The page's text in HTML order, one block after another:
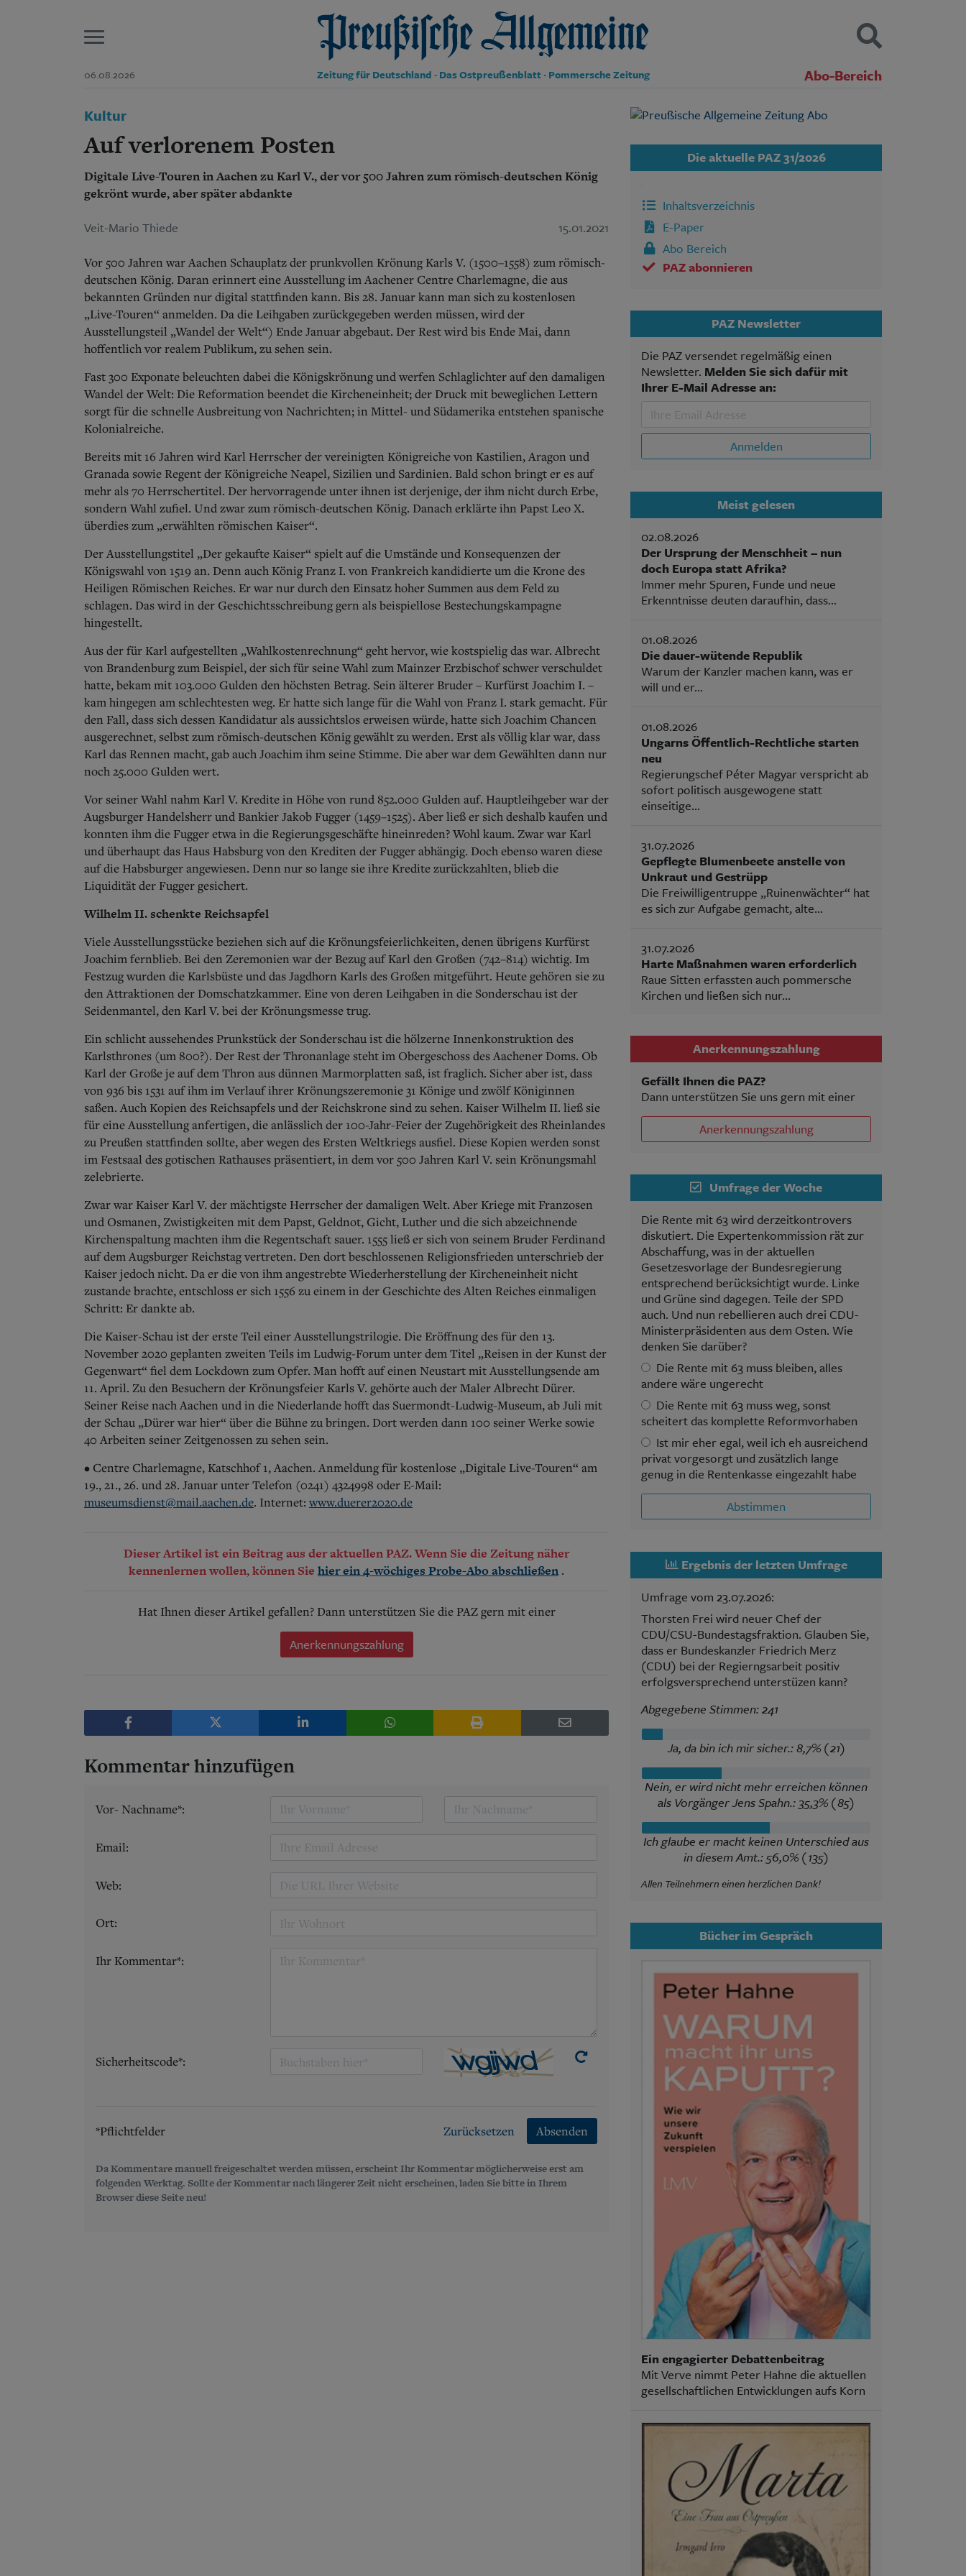
06.08.2026 Preußische Allgemeine Zeitung
Zeitung für Deutschland · Das Ostpreußenblatt · Pommersche Zeitung Abo-Bereich
Start
Aktuelle Ausgabe
Abonnent werden
Abo Prämien
Mediadaten
Gesellschaft
Berlin-Brandenburg
Schlesien
Danzig und Westpreußen
Bücher
Kontakt
Datenschutz
Suchen und finden
SUCHEN
Kultur
Auf verlorenem Posten
Digitale Live-Touren in Aachen zu Karl V., der vor 500 Jahren zum römisch-deutschen König
gekrönt wurde, aber später abdankte
Veit-Mario Thiede 15.01.2021
Vor 500 Jahren war Aachen Schauplatz der prunkvollen Krönung Karls V. (1500–1558) zum römisch-
deutschen König. Daran erinnert eine Ausstellung im Aachener Centre Charlemagne, die aus
bekannten Gründen nur digital stattfinden kann. Bis 28. Januar kann man sich zu kostenlosen
„Live-Touren“ anmelden. Da die Leihgaben zurückgegeben werden müssen, wird der
Ausstellungsteil „Wandel der Welt“) Ende Januar abgebaut. Der Rest wird bis Ende Mai, dann
hoffentlich vor realem Publikum, zu sehen sein.
Fast 300 Exponate beleuchten dabei die Königskrönung und werfen Schlaglichter auf den damaligen
Wandel der Welt: Die Reformation beendet die Kircheneinheit; der Druck mit beweglichen Lettern
sorgt für die schnelle Ausbreitung von Nachrichten; in Mittel- und Südamerika entstehen spanische
Kolonialreiche.
Bereits mit 16 Jahren wird Karl Herrscher der vereinigten Königreiche von Kastilien, Aragon und
Granada sowie Regent der Königreiche Neapel, Sizilien und Sardinien. Bald schon bringt er es auf
mehr als 70 Herrschertitel. Der hervorragende unter ihnen ist derjenige, der ihm nicht durch Erbe,
sondern Wahl zufiel. Und zwar zum römisch-deutschen König. Danach erklärte ihn Papst Leo X.
überdies zum „erwählten römischen Kaiser“.
Der Ausstellungstitel „Der gekaufte Kaiser“ spielt auf die Umstände und Konsequenzen der
Königswahl von 1519 an. Denn auch König Franz I. von Frankreich kandidierte um die Krone des
Heiligen Römischen Reiches. Er war nur durch den Einsatz hoher Summen aus dem Feld zu
schlagen. Das wird in der Geschichtsschreibung gern als beispiellose Bestechungskampagne
hingestellt.
Aus der für Karl aufgestellten „Wahlkostenrechnung“ geht hervor, wie kostspielig das war. Albrecht
von Brandenburg zum Beispiel, der sich für seine Wahl zum Mainzer Erzbischof schwer verschuldet
hatte, bekam mit 103.000 Gulden den höchsten Betrag. Sein älterer Bruder – Kurfürst Joachim I. –
kam hingegen am schlechtesten weg. Er hatte sich lange für die Wahl von Franz I. stark gemacht. Für
den Fall, dass sich dessen Kandidatur als aussichtslos erweisen würde, hatte sich Joachim Chancen
ausgerechnet, selbst zum römisch-deutschen König gewählt zu werden. Erst als völlig klar war, dass
Karl das Rennen macht, gab auch Joachim ihm seine Stimme. Die aber war dem Gewählten dann nur
noch 25.000 Gulden wert.
Vor seiner Wahl nahm Karl V. Kredite in Höhe von rund 852.000 Gulden auf. Hauptleihgeber war der
Augsburger Handelsherr und Bankier Jakob Fugger (1459–1525). Aber ließ er sich deshalb kaufen und
konnten ihm die Fugger etwa in die Regierungsgeschäfte hineinreden? Wohl kaum. Zwar war Karl
und überhaupt das Haus Habsburg von den Krediten der Fugger abhängig. Doch ebenso waren diese
auf die Habsburger angewiesen. Denn nur so lange sie ihre Kredite zurückzahlten, blieb die
Liquidität der Fugger gesichert.
Wilhelm II. schenkte Reichsapfel
Viele Ausstellungsstücke beziehen sich auf die Krönungsfeierlichkeiten, denen übrigens Kurfürst
Joachim fernblieb. Bei den Zeremonien war der Bezug auf Karl den Großen (742–814) wichtig. Im
Festzug wurden die Karlsbüste und das Jagdhorn Karls des Großen mitgeführt. Heute gehören sie zu
den Attraktionen der Domschatzkammer. Eine von deren Leihgaben in die Sonderschau ist der
Seidenmantel, den Karl V. bei der Krönungsmesse trug.
Ein schlicht aussehendes Prunkstück der Sonderschau ist die hölzerne Innenkonstruktion des
Karlsthrones (um 800?). Der Rest der Thronanlage steht im Obergeschoss des Aachener Doms. Ob
Karl der Große je auf dem Thron aus dünnen Marmorplatten saß, ist fraglich. Sicher aber ist, dass
von 936 bis 1531 auf ihm im Verlauf ihrer Krönungszeremonie 31 Könige und zwölf Königinnen
saßen. Auch Kopien des Reichsapfels und der Reichskrone sind zu sehen. Kaiser Wilhelm II. ließ sie
für eine Ausstellung anfertigen, die anlässlich der 100-Jahr-Feier der Zugehörigkeit des Rheinlandes
zu Preußen stattfinden sollte, aber wegen des Ersten Weltkriegs ausfiel. Diese Kopien werden sonst
im Festsaal des gotischen Rathauses präsentiert, in dem vor 500 Jahren Karl V. sein Krönungsmahl
zelebrierte.
Zwar war Kaiser Karl V. der mächtigste Herrscher der damaligen Welt. Aber Kriege mit Franzosen
und Osmanen, Zwistigkeiten mit dem Papst, Geldnot, Gicht, Luther und die sich abzeichnende
Kirchenspaltung machten ihm die Regentschaft sauer. 1555 ließ er sich von seinem Bruder Ferdinand
auf dem Augsburger Reichstag vertreten. Den dort beschlossenen Religionsfrieden unterschrieb der
Kaiser jedoch nicht. Da er die von ihm angestrebte Wiederherstellung der Kircheneinheit nicht
zustande brachte, entschloss er sich 1556 zu einem in der Geschichte des Alten Reiches einmaligen
Schritt: Er dankte ab.
Die Kaiser-Schau ist der erste Teil einer Ausstellungstrilogie. Die Eröffnung des für den 13.
November 2020 geplanten zweiten Teils im Ludwig-Forum unter dem Titel „Reisen in der Kunst der
Gegenwart“ fiel dem Lockdown zum Opfer. Man hofft auf einen Neustart mit Ausstellungsende am
11. April. Zu den Besuchern der Krönungsfeier Karls V. gehörte auch der Maler Albrecht Dürer.
Seiner Reise nach Aachen und in die Niederlande hofft das Suermondt-Ludwig-Museum, ab Juli mit
der Schau „Dürer war hier“ über die Bühne zu bringen. Dort werden dann 100 seiner Werke sowie
40 Arbeiten seiner Zeitgenossen zu sehen sein.
• Centre Charlemagne, Katschhof 1, Aachen. Anmeldung für kostenlose „Digitale Live-Touren“ am
19., 21., 26. und 28. Januar unter Telefon (0241) 4324998 oder E-Mail:
museumsdienst@mail.aachen.de. Internet: www.duerer2020.de
Dieser Artikel ist ein Beitrag aus der aktuellen PAZ. Wenn Sie die Zeitung näher
kennenlernen wollen, können Sie hier ein 4-wöchiges Probe-Abo abschließen .
Hat Ihnen dieser Artikel gefallen? Dann unterstützen Sie die PAZ gern mit einer
Anerkennungszahlung
Kommentar hinzufügen
Vor- Nachname*:
Email:
Web:
Ort:
Ihr Kommentar*:
Sicherheitscode*:
*Pflichtfelder Zurücksetzen Absenden
Da Kommentare manuell freigeschaltet werden müssen, erscheint Ihr Kommentar möglicherweise erst am
folgenden Werktag. Sollte der Kommentar nach längerer Zeit nicht erscheinen, laden Sie bitte in Ihrem
Browser diese Seite neu!
Die aktuelle PAZ 31/2026
Inhaltsverzeichnis
E-Paper
Abo Bereich
PAZ abonnieren
PAZ Newsletter
Die PAZ versendet regelmäßig einen
Newsletter. Melden Sie sich dafür mit
Ihrer E-Mail Adresse an:
Anmelden
Meist gelesen
02.08.2026
Der Ursprung der Menschheit – nun
doch Europa statt Afrika?
Immer mehr Spuren, Funde und neue
Erkenntnisse deuten daraufhin, dass...
01.08.2026
Die dauer-wütende Republik
Warum der Kanzler machen kann, was er
will und er...
01.08.2026
Ungarns Öffentlich-Rechtliche starten
neu
Regierungschef Péter Magyar verspricht ab
sofort politisch ausgewogene statt
einseitige...
31.07.2026
Gepflegte Blumenbeete anstelle von
Unkraut und Gestrüpp
Die Freiwilligentruppe „Ruinenwächter“ hat
es sich zur Aufgabe gemacht, alte...
31.07.2026
Harte Maßnahmen waren erforderlich
Raue Sitten erfassten auch pommersche
Kirchen und ließen sich nur...
Anerkennungszahlung
Gefällt Ihnen die PAZ?
Dann unterstützen Sie uns gern mit einer
Anerkennungszahlung
Umfrage der Woche
Die Rente mit 63 wird derzeitkontrovers
diskutiert. Die Expertenkommission rät zur
Abschaffung, was in der aktuellen
Gesetzesvorlage der Bundesregierung
entsprechend berücksichtigt wurde. Linke
und Grüne sind dagegen. Teile der SPD
auch. Und nun rebellieren auch drei CDU-
Ministerpräsidenten aus dem Osten. Wie
denken Sie darüber?
Die Rente mit 63 muss bleiben, alles
andere wäre ungerecht
Die Rente mit 63 muss weg, sonst
scheitert das komplette Reformvorhaben
Ist mir eher egal, weil ich eh ausreichend
privat vorgesorgt und zusätzlich lange
genug in die Rentenkasse eingezahlt habe
Abstimmen
Ergebnis der letzten Umfrage
Umfrage vom 23.07.2026:
Thorsten Frei wird neuer Chef der
CDU/CSU-Bundestagsfraktion. Glauben Sie,
dass er Bundeskanzler Friedrich Merz
(CDU) bei der Regierngsarbeit positiv
erfolgsversprechend unterstüzen kann?
Abgegebene Stimmen: 241
Ja, da bin ich mir sicher.: 8,7% (21)
Nein, er wird nicht mehr erreichen können
als Vorgänger Jens Spahn.: 35,3% (85)
Ich glaube er macht keinen Unterschied aus
in diesem Amt.: 56,0% (135)
Allen Teilnehmern einen herzlichen Dank!
Bücher im Gespräch
Ein engagierter Debattenbeitrag
Mit Verve nimmt Peter Hahne die aktuellen
gesellschaftlichen Entwicklungen aufs Korn